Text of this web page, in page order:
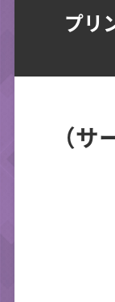
プリ
（